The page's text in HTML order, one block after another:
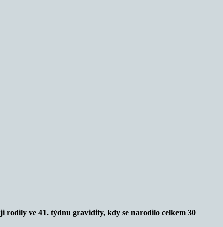
rodily ve 41. týdnu gravidity, kdy se narodilo celkem 30